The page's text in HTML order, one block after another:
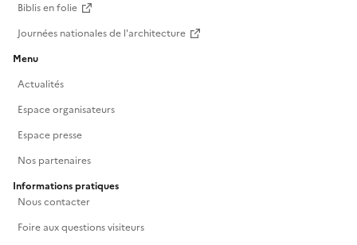
Biblis en folie
Journées nationales de l'architecture
Menu
Actualités
Espace organisateurs
Espace presse
Nos partenaires
Informations pratiques
Nous contacter
Foire aux questions visiteurs